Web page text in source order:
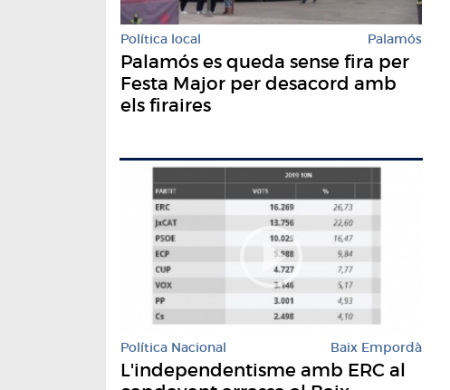
Política local Palamós
Palamós es queda sense fira per
Festa Major per desacord amb
els firaires
Política Nacional Baix Empordà
L'independentisme amb ERC al